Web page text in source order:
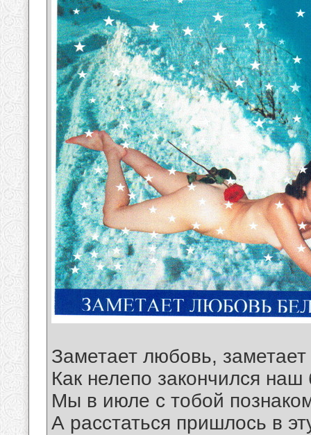
Заметает любовь,
Как нелепо закончился
Мы в июле с тобой
А расстаться пришлось в